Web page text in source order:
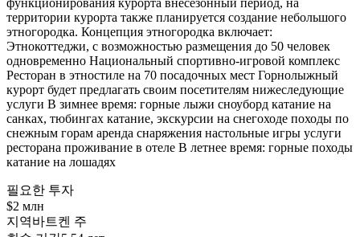
территории курорта также планируется создание небольшого
этногородка. Концепция этногородка включает:
Этнокоттеджи, с возможностью размещения до 50 человек
одновременно Национальный спортивно-игровой комплекс
Ресторан в этностиле на 70 посадочных мест Горнолыжный
курорт будет предлагать своим посетителям нижеследующие
услуги В зимнее время: горные лыжи сноуборд катание на
санках, тюбингах катание, экскурсии на снегоходе походы по
снежным горам аренда снаряжения настольные игры услуги
ресторана проживание в отеле В летнее время: горные походы
катание на лошадях
필요한 투자
$2 млн
지역바트켄 주